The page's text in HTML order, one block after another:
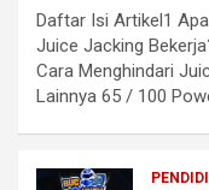
Daftar Isi Artikel1
Juice Jacking
Cara Menghindari
Lainnya 65 / 100